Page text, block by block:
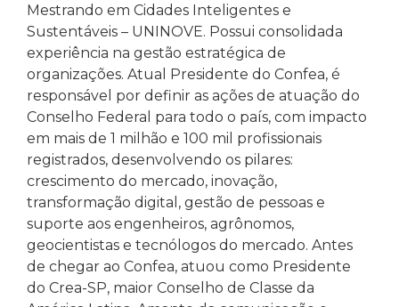
Mestrando em Cidades Inteligentes e
Sustentáveis – UNINOVE. Possui consolidada
experiência na gestão estratégica de
organizações. Atual Presidente do Confea, é
responsável por definir as ações de atuação do
Conselho Federal para todo o país, com impacto
em mais de 1 milhão e 100 mil profissionais
registrados, desenvolvendo os pilares:
crescimento do mercado, inovação,
transformação digital, gestão de pessoas e
suporte aos engenheiros, agrônomos,
geocientistas e tecnólogos do mercado. Antes
de chegar ao Confea, atuou como Presidente
do Crea-SP, maior Conselho de Classe da